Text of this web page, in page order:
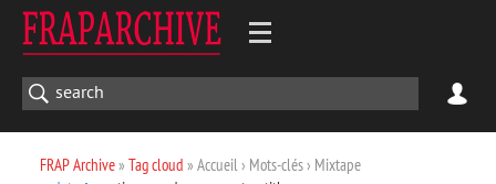
FRAP Archive» Tag cloud » Accueil › Mots-clés › Mixtape